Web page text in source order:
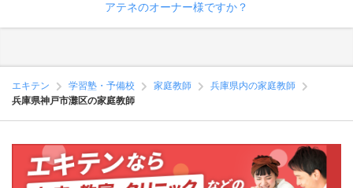
アテネのオーナー様ですか？
エキテン 学習塾・予備校 家庭教師
兵庫県内の家庭教師
兵庫県神戸市灘区の家庭教師